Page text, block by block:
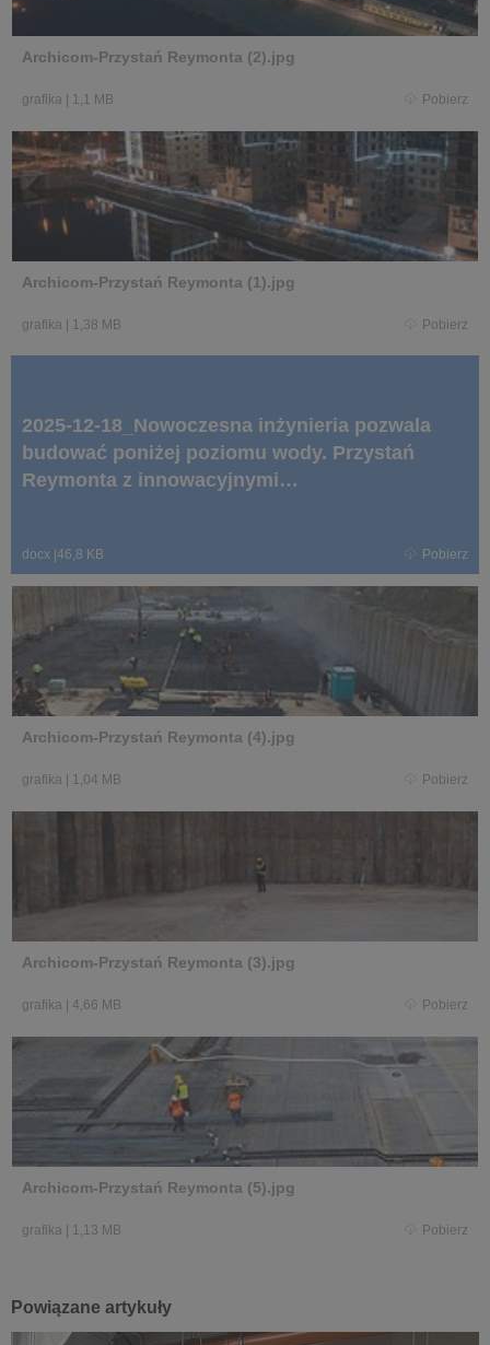
Archicom-Przystań Reymonta (2).jpg
grafika 1,1 MB Pobierz
Archicom-Przystań Reymonta (1).jpg
grafika 1,38 MB Pobierz
2025-12-18_Nowoczesna inżynieria pozwala
budować poniżej poziomu wody. Przystań
Reymonta z innowacyjnymi
docx 46,8 KB Pobierz
Archicom-Przystań Reymonta (4).jpg
grafika 1,04 MB Pobierz
Archicom-Przystań Reymonta (3).jpg
grafika 4,66 MB Pobierz
Archicom-Przystań Reymonta (5).jpg
grafika 1,13 MB Pobierz
Powiązane artykuły